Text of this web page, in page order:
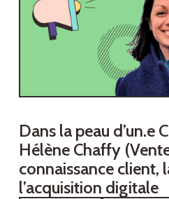
Dans la peau d’un.e
Hélène Chaffy
connaissance client,
l’acquisition digitale